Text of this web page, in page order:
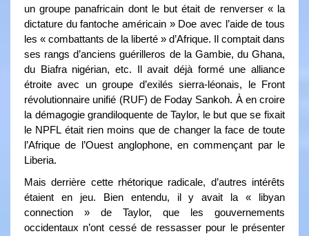
un groupe panafricain dont le but était de renverser « la
dictature du fantoche américain » Doe avec l’aide de tous
les « combattants de la liberté » d’Afrique. Il comptait dans
ses rangs d’anciens guérilleros de la Gambie, du Ghana,
du Biafra nigérian, etc. Il avait déjà formé une alliance
étroite avec un groupe d’exilés sierra-léonais, le Front
révolutionnaire unifié (RUF) de Foday Sankoh. À en croire
la démagogie grandiloquente de Taylor, le but que se fixait
le NPFL était rien moins que de changer la face de toute
l’Afrique de l’Ouest anglophone, en commençant par le
Liberia.
Mais derrière cette rhétorique radicale, d’autres intérêts
étaient en jeu. Bien entendu, il y avait la « libyan
connection » de Taylor, que les gouvernements
occidentaux n’ont cessé de ressasser pour le présenter